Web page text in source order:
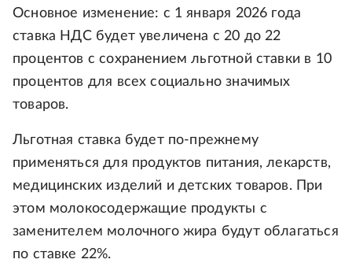
Основное изменение: с 1 января 2026 года
ставка НДС будет увеличена с 20 до 22
процентов с сохранением льготной ставки в 10
процентов для всех социально значимых
товаров.
Льготная ставка будет по-прежнему
применяться для продуктов питания, лекарств,
медицинских изделий и детских товаров. При
этом молокосодержащие продукты с
заменителем молочного жира будут облагаться
по ставке 22%.